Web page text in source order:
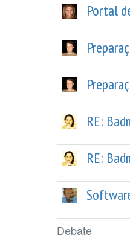
Debate
Portal
RE:
RE: